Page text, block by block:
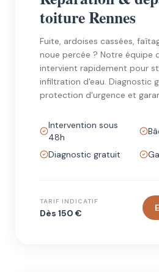
toiture Rennes
Fuite, ardoises cassées,
noue percée ? Notre équipe
intervient rapidement pour
infiltration d'eau. Diagnostic
protection d'urgence et
Intervention sous
48h
Diagnostic gratuit
TARIF INDICATIF
Dès 150 €